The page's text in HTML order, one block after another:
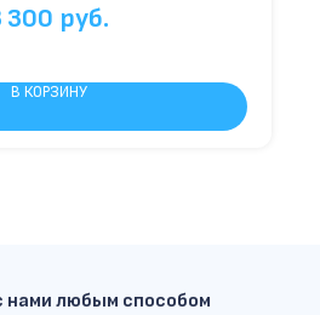
300 руб.
В КОРЗИНУ
нами любым способом